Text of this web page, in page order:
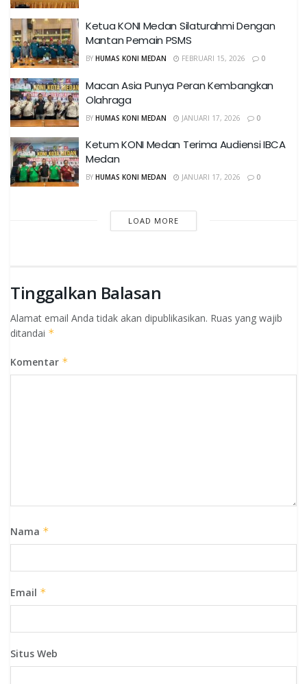
Ketua KONI Medan Silaturahmi Dengan
Mantan Pemain PSMS
BY HUMAS KONI MEDAN FEBRUARI 15, 2026 0
Macan Asia Punya Peran Kembangkan
Olahraga
BY HUMAS KONI MEDAN JANUARI 17, 2026 0
Ketum KONI Medan Terima Audiensi IBCA
Medan
BY HUMAS KONI MEDAN JANUARI 17, 2026 0
LOAD MORE
Tinggalkan Balasan
Alamat email Anda tidak akan dipublikasikan. Ruas yang wajib
ditandai *
Komentar *
Nama *
Email *
Situs Web